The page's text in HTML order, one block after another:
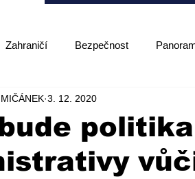
Zahraničí Bezpečnost
Zpětný projektor
3. 12. 2020